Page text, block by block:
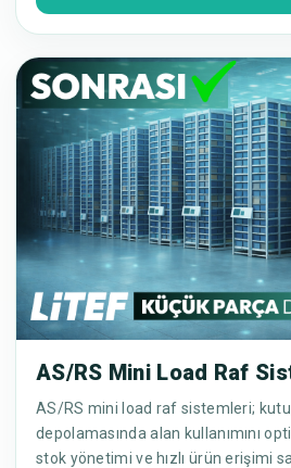
AS/RS Mini Load Raf
AS/RS mini load raf sistemleri;
depolamasında alan kullanımını
stok yönetimi ve hızlı ürün erişimi